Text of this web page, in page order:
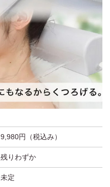
9,980円（税込み）
残りわずか
未定